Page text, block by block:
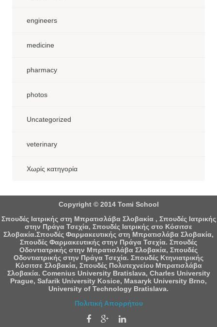
engineers
medicine
pharmacy
photos
Uncategorized
veterinary
Χωρίς κατηγορία
Copyright © 2014 Tomi School
Σπουδές Ιατρικής στη Μπρατισλάβα Σλοβακία , Σπουδές Ιατρικής
στην Πράγα Τσεχία, Σπουδές Ιατρικής στο Κόσιτσε
Σλοβακία.Σπουδές Φαρμακευτικής στη Μπρατισλάβα Σλοβακία,
Σπουδές Φαρμακευτικής στην Πράγα Τσεχία. Σπουδές
Οδοντιατρικής στην Μπρατισλάβα Σλοβακία, Σπουδές
Οδοντιατρικής στην Πράγα Τσεχία. Σπουδές Κτηνιατρικής
Κόσιτσε Σλοβακία, Σπουδές Πολυτεχνείου Μπρατισλάβα
Σλοβακία. Comenius University Bratislava, Charles University
Prague, Safarik University Kosice, Masaryk University Brno,
University of Technology Bratislava.
Πολιτική Απορρήτου